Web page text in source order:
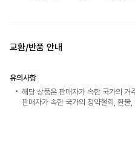
교환/반품 안내
유의사항
해당 상품은 판매자가 속한 국가의 거
판매자가 속한 국가의 청약철회, 환불